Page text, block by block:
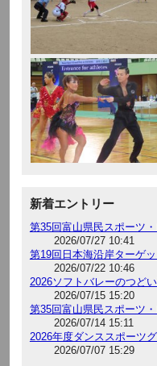
新着エントリー
第35回富山県民スポーツ
2026/07/27 10:41
第19回日本海沿岸ターゲ
2026/07/22 10:46
2026ソフトバレーのつど
2026/07/15 15:20
第35回富山県民スポーツ
2026/07/14 15:11
2026年度ダンススポーツ
2026/07/07 15:29